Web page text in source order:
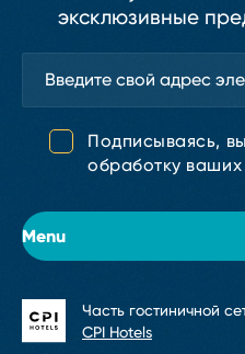
Menu
Об отеле
эксклюзивные
Подписываясь,
обработку
Часть гостиничной
CPI Hotels